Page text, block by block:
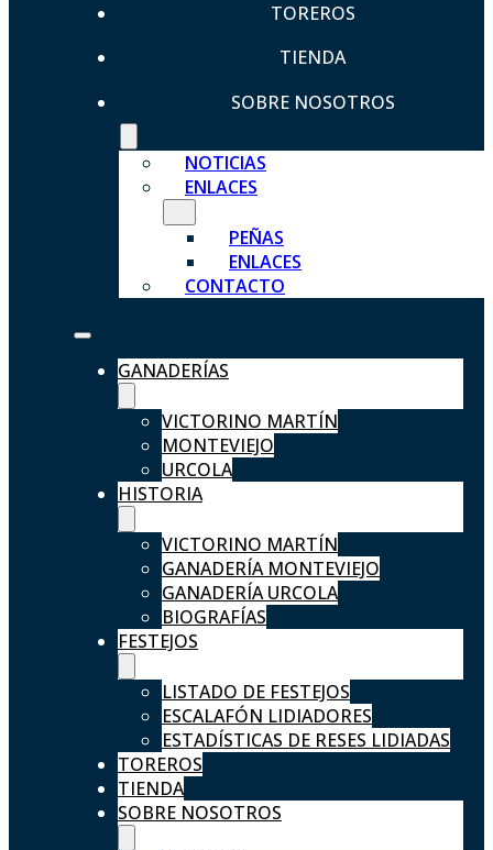
TOREROS
TIENDA
SOBRE NOSOTROS
NOTICIAS
ENLACES
PEÑAS
ENLACES
CONTACTO
GANADERÍAS
VICTORINO MARTÍN
MONTEVIEJO
URCOLA
HISTORIA
VICTORINO MARTÍN
GANADERÍA MONTEVIEJO
GANADERÍA URCOLA
BIOGRAFÍAS
FESTEJOS
LISTADO DE FESTEJOS
ESCALAFÓN LIDIADORES
ESTADÍSTICAS DE RESES LIDIADAS
TOREROS
TIENDA
SOBRE NOSOTROS